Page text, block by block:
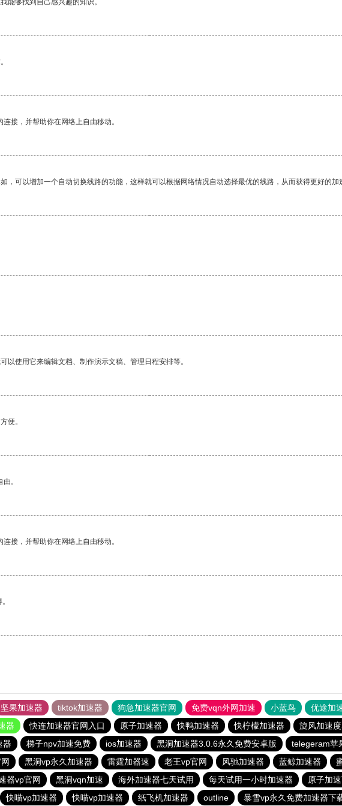
能够找到自己感兴趣的知识。
接，并帮助你在网络上自由移动。
，可以增加一个自动切换线路的功能，这样就可以根据网络情况自动选择最优的线路，从而获得更好的加
使用它来编辑文档、制作演示文稿、管理日程安排等。
便。
。
接，并帮助你在网络上自由移动。
坚果加速器 tiktok加速器 狗急加速器官网 免费vqn外网加速 小蓝鸟 优途加
器 快连加速器官网入口 原子加速器 快鸭加速器 快柠檬加速器 旋风加速
器 梯子npv加速免费 ios加速器 黑洞加速器3.0.6永久免费安卓版 telegeram苹
黑洞vp永久加速器 雷霆加器速 老王vp官网 风驰加速器 蓝鲸加速器
器vp官网 黑洞vqn加速 海外加速器七天试用 每天试用一小时加速器 原子加
快喵vp加速器 快喵vp加速器 纸飞机加速器 outline 暴雪vp永久免费加速器下